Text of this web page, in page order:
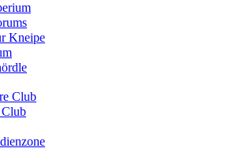
Kneipe
Club